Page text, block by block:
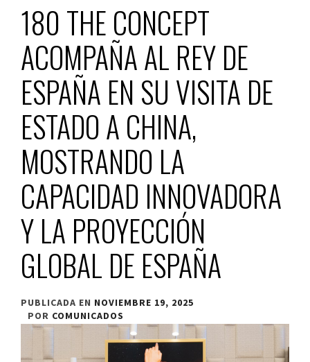
180 THE CONCEPT
ACOMPAÑA AL REY DE
ESPAÑA EN SU VISITA DE
ESTADO A CHINA,
MOSTRANDO LA
CAPACIDAD INNOVADORA
Y LA PROYECCIÓN
GLOBAL DE ESPAÑA
PUBLICADA EN NOVIEMBRE 19, 2025
POR COMUNICADOS